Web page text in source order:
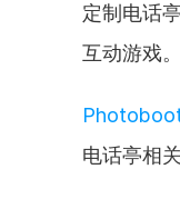
定制电话
互动游戏。
电话亭相